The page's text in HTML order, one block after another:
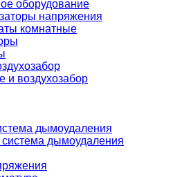
оборудование
напряжения
комнатные
и воздухозабор
дымоудаления
система дымоудаления